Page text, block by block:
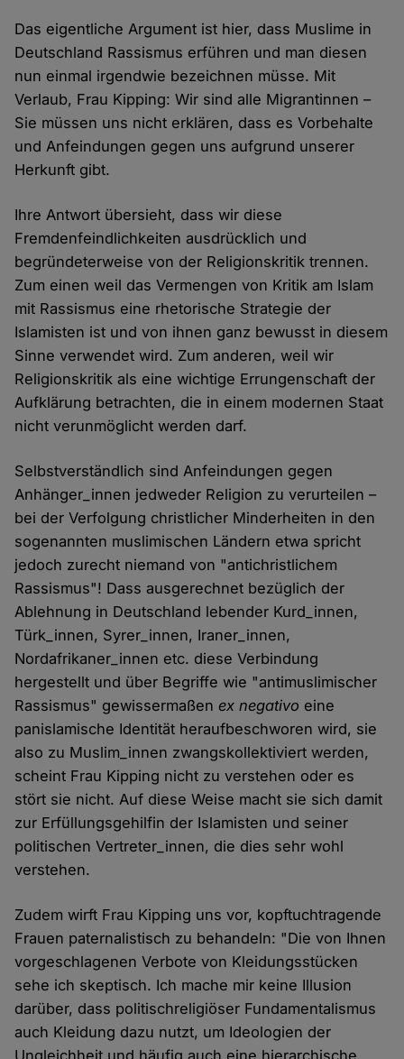
Das eigentliche Argument ist hier, dass Muslime in
Deutschland Rassismus erführen und man diesen
nun einmal irgendwie bezeichnen müsse. Mit
Verlaub, Frau Kipping: Wir sind alle Migrantinnen –
Sie müssen uns nicht erklären, dass es Vorbehalte
und Anfeindungen gegen uns aufgrund unserer
Herkunft gibt.
Ihre Antwort übersieht, dass wir diese
Fremdenfeindlichkeiten ausdrücklich und
begründeterweise von der Religionskritik trennen.
Zum einen weil das Vermengen von Kritik am Islam
mit Rassismus eine rhetorische Strategie der
Islamisten ist und von ihnen ganz bewusst in diesem
Sinne verwendet wird. Zum anderen, weil wir
Religionskritik als eine wichtige Errungenschaft der
Aufklärung betrachten, die in einem modernen Staat
nicht verunmöglicht werden darf.
Selbstverständlich sind Anfeindungen gegen
Anhänger_innen jedweder Religion zu verurteilen –
bei der Verfolgung christlicher Minderheiten in den
sogenannten muslimischen Ländern etwa spricht
jedoch zurecht niemand von "antichristlichem
Rassismus"! Dass ausgerechnet bezüglich der
Ablehnung in Deutschland lebender Kurd_innen,
Türk_innen, Syrer_innen, Iraner_innen,
Nordafrikaner_innen etc. diese Verbindung
hergestellt und über Begriffe wie "antimuslimischer
Rassismus" gewissermaßenex negativo eine
panislamische Identität heraufbeschworen wird, sie
also zu Muslim_innen zwangskollektiviert werden,
scheint Frau Kipping nicht zu verstehen oder es
stört sie nicht. Auf diese Weise macht sie sich damit
zur Erfüllungsgehilfin der Islamisten und seiner
politischen Vertreter_innen, die dies sehr wohl
verstehen.
Zudem wirft Frau Kipping uns vor, kopftuchtragende
Frauen paternalistisch zu behandeln: "Die von Ihnen
vorgeschlagenen Verbote von Kleidungsstücken
sehe ich skeptisch. Ich mache mir keine Illusion
darüber, dass politischreligiöser Fundamentalismus
auch Kleidung dazu nutzt, um Ideologien der